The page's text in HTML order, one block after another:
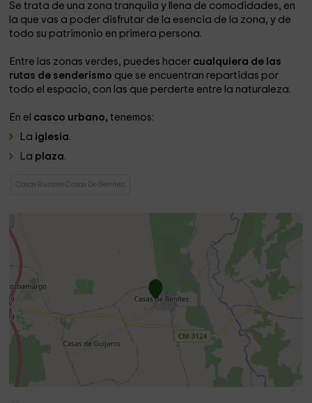
Se trata de una zona tranquila y llena de comodidades, en
la que vas a poder disfrutar de la esencia de la zona, y de
todo su patrimonio en primera persona.
Entre las zonas verdes, puedes hacer cualquiera de las
rutas de senderismo que se encuentran repartidas por
todo el espacio, con las que perderte entre la naturaleza.
En el casco urbano,tenemos:
La iglesia.
La plaza.
Casas Rurales Casas De Benitez